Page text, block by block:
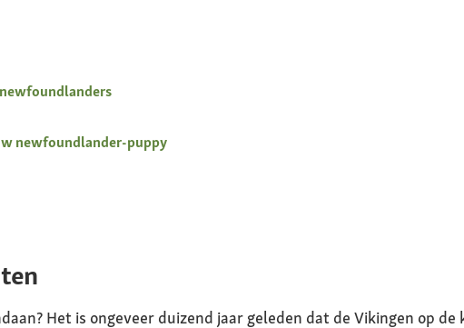
newfoundlander-puppy
Het is ongeveer duizend jaar geleden dat de Vikingen op de